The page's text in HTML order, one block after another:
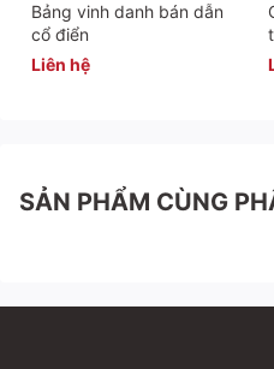
Bảng vinh danh bán dẫn
cổ điển
Liên hệ
SẢN PHẨM CÙNG